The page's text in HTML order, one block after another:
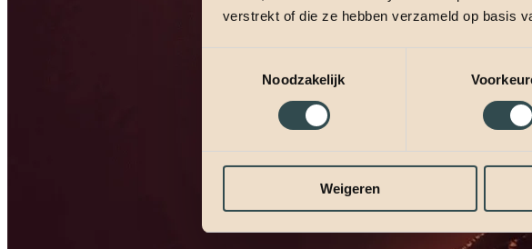
verstrekt of die ze hebben verzameld op basis
Noodzakelijk
Weigeren